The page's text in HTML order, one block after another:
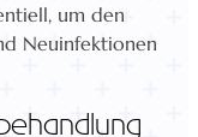
um den
Neuinfektionen